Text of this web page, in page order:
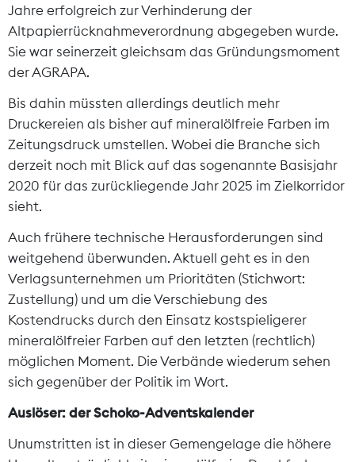
Jahre erfolgreich zur Verhinderung der
Altpapierrücknahmeverordnung abgegeben wurde.
Sie war seinerzeit gleichsam das Gründungsmoment
der AGRAPA.
Bis dahin müssten allerdings deutlich mehr
Druckereien als bisher auf mineralölfreie Farben im
Zeitungsdruck umstellen. Wobei die Branche sich
derzeit noch mit Blick auf das sogenannte Basisjahr
2020 für das zurückliegende Jahr 2025 im Zielkorridor
sieht.
Auch frühere technische Herausforderungen sind
weitgehend überwunden. Aktuell geht es in den
Verlagsunternehmen um Prioritäten (Stichwort:
Zustellung) und um die Verschiebung des
Kostendrucks durch den Einsatz kostspieligerer
mineralölfreier Farben auf den letzten (rechtlich)
möglichen Moment. Die Verbände wiederum sehen
sich gegenüber der Politik im Wort.
Auslöser: der Schoko-Adventskalender
Unumstritten ist in dieser Gemengelage die höhere